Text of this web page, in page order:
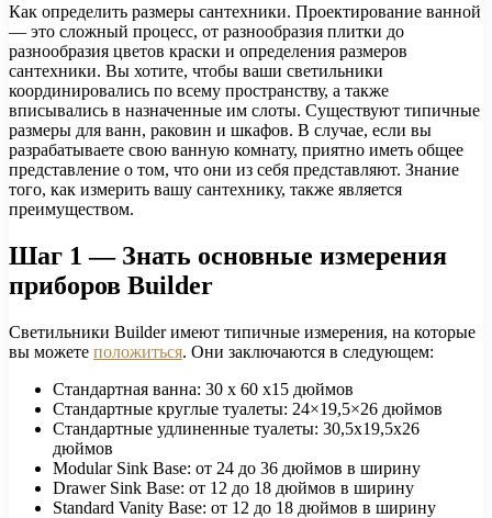
Как определить размеры сантехники. Проектирование ванной
— это сложный процесс, от разнообразия плитки до
разнообразия цветов краски и определения размеров
сантехники. Вы хотите, чтобы ваши светильники
координировались по всему пространству, а также
вписывались в назначенные им слоты. Существуют типичные
размеры для ванн, раковин и шкафов. В случае, если вы
разрабатываете свою ванную комнату, приятно иметь общее
представление о том, что они из себя представляют. Знание
того, как измерить вашу сантехнику, также является
преимуществом.
Шаг 1 — Знать основные измерения
приборов Builder
Светильники Builder имеют типичные измерения, на которые
вы можете положиться. Они заключаются в следующем:
Стандартная ванна: 30 x 60 x15 дюймов
Стандартные круглые туалеты: 24×19,5×26 дюймов
Стандартные удлиненные туалеты: 30,5х19,5х26
дюймов
Modular Sink Base: от 24 до 36 дюймов в ширину
Drawer Sink Base: от 12 до 18 дюймов в ширину
Standard Vanity Base: от 12 до 18 дюймов в ширину